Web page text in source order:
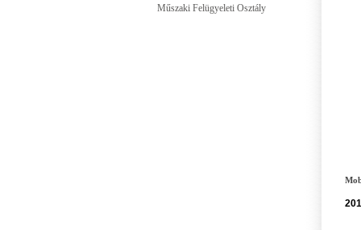
Műszaki Felügyeleti Osztály